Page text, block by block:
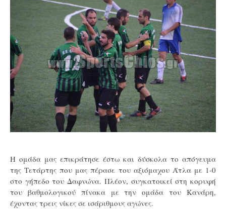
Η ομάδα μας επικράτησε έστω και δύσκολα το απόγευμα
της Τετάρτης που μας πέρασε του αξιόμαχου Άτλα με 1-0
στο γήπεδο του Δαφνώνα. Πλέον, συγκατοικεί στη κορυφή
του βαθμολογικού πίνακα με την ομάδα του Κανάρη,
έχοντας τρεις νίκες σε ισάριθμους αγώνες.